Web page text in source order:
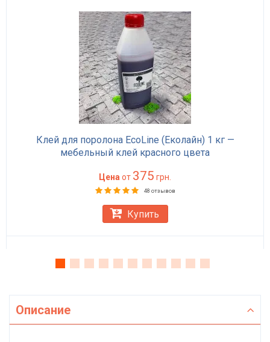
Клей для поролона EcoLine (Еколайн) 1 кг —
мебельный клей красного цвета
Цена от 375 грн.
48 отзывов
Купить
Описание